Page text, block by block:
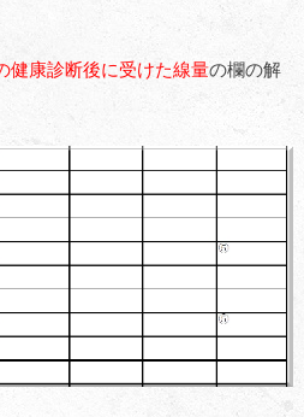
健康診断後に受けた線量の欄の解